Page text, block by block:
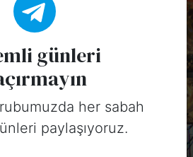
2026
Önemli
tarihinde Amerika
günleri
her sabah
paylaşıyoruz.